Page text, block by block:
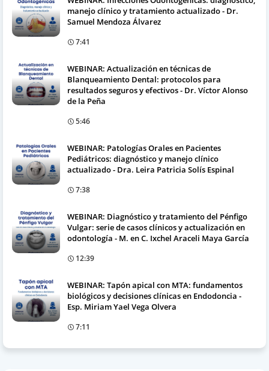
manejo clínico y tratamiento actualizado - Dr.
Samuel Mendoza Álvarez
7:41
WEBINAR: Actualización en técnicas de
Blanqueamiento Dental: protocolos para
resultados seguros y efectivos - Dr. Víctor Alonso
de la Peña
5:46
WEBINAR: Patologías Orales en Pacientes
Pediátricos: diagnóstico y manejo clínico
actualizado - Dra. Leira Patricia Solís Espinal
7:38
WEBINAR: Diagnóstico y tratamiento del Pénfigo
Vulgar: serie de casos clínicos y actualización en
odontología - M. en C. Ixchel Araceli Maya García
12:39
WEBINAR: Tapón apical con MTA: fundamentos
biológicos y decisiones clínicas en Endodoncia -
Esp. Miriam Yael Vega Olvera
7:11